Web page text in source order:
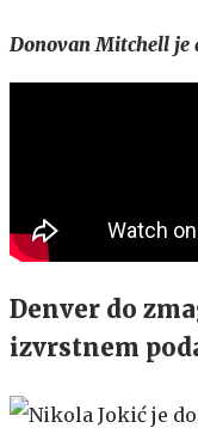
Donovan Mitchell je
Denver do
izvrstnem